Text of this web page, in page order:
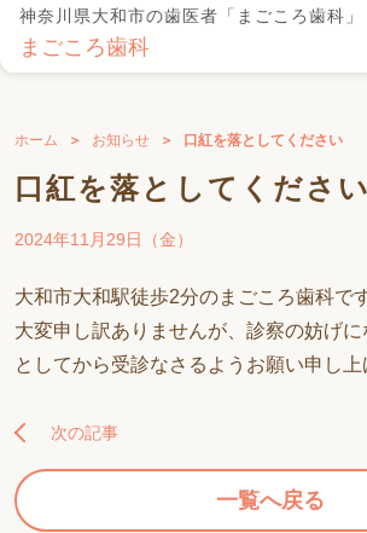
神奈川県大和市の歯医者「まごころ歯科」
まごころ歯科
ホーム お知らせ 口紅を落としてください
口紅を落としてください
2024年11月29日（金）
大和市大和駅徒歩2分のまごころ歯科で
大変申し訳ありませんが、診察の妨げ
としてから受診なさるようお願い申し上
次の記事
一覧へ戻る